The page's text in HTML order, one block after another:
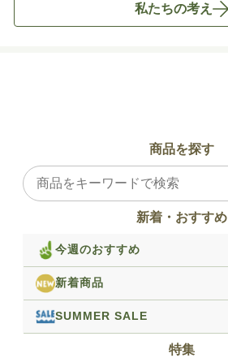
私たちの考え
商品を探す
新着・おすすめ
今週のおすすめ
新着商品
SUMMER SALE
特集